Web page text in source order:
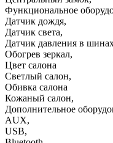
Функциональное
Датчик дождя,
Датчик света,
Датчик давления в
Обогрев зеркал,
Цвет салона
Светлый салон,
Обивка салона
Кожаный салон,
Дополнительное
AUX,
USB,